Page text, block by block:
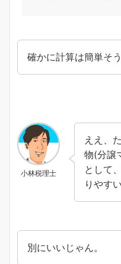
確かに計算は簡単そう
小林税理士
ええ、
物(分譲
として
りやす
別にいいじゃん。